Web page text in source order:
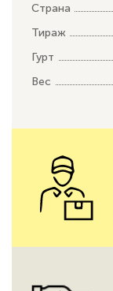
Страна
Тираж
Гурт
Вес